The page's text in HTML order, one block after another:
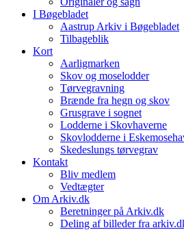
I Bøgebladet
Aastrup Arkiv i Bøgebladet
Tilbageblik
Kort
Aarligmarken
Skov og moselodder
Tørvegravning
Brænde fra hegn og skov
Grusgrave i sognet
Lodderne i Skovhaverne
Skovlodderne i
Skedeslungs tørvegrav
Kontakt
Bliv medlem
Vedtægter
Om Arkiv.dk
Beretninger på Arkiv.dk
Deling af billeder fra